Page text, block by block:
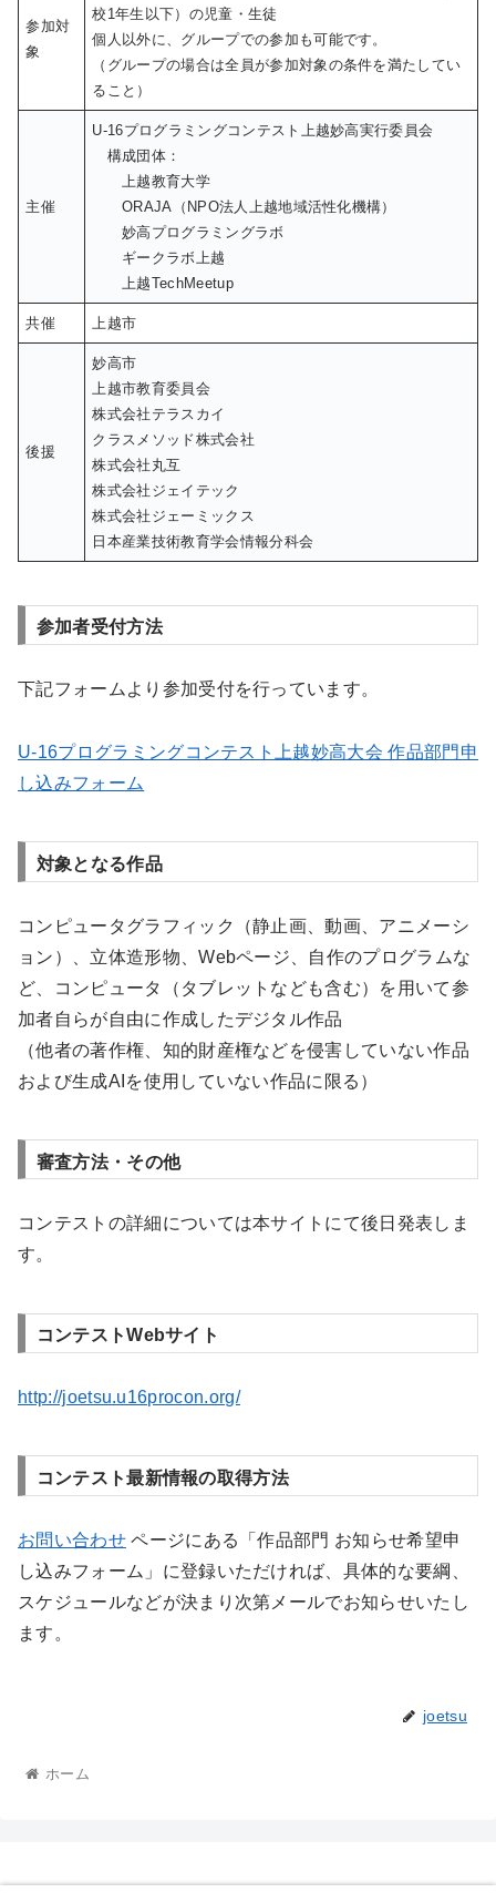
参加対
象
校1年生以下）の児童・生徒
個人以外に、グループでの参加も可能です。
（グループの場合は全員が参加対象の条件を満たしてい
ること）
主催
U-16プログラミングコンテスト上越妙高実行委員会
構成団体：
上越教育大学
ORAJA（NPO法人上越地域活性化機構）
妙高プログラミングラボ
ギークラボ上越
上越TechMeetup
共催 上越市
後援
妙高市
上越市教育委員会
株式会社テラスカイ
クラスメソッド株式会社
株式会社丸互
株式会社ジェイテック
株式会社ジェーミックス
日本産業技術教育学会情報分科会
参加者受付方法
下記フォームより参加受付を行っています。
U-16プログラミングコンテスト上越妙高大会 作品部門申
し込みフォーム
対象となる作品
コンピュータグラフィック（静止画、動画、アニメーシ
ョン）、立体造形物、Webページ、自作のプログラムな
ど、コンピュータ（タブレットなども含む）を用いて参
加者自らが自由に作成したデジタル作品
（他者の著作権、知的財産権などを侵害していない作品
および生成AIを使用していない作品に限る）
審査方法・その他
コンテストの詳細については本サイトにて後日発表しま
す。
コンテストWebサイト
http://joetsu.u16procon.org/
コンテスト最新情報の取得方法
お問い合わせページにある「作品部門 お知らせ希望申
し込みフォーム」に登録いただければ、具体的な要綱、
スケジュールなどが決まり次第メールでお知らせいたし
ます。
joetsu
ホーム